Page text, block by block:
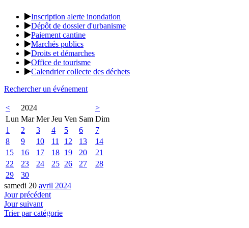
Inscription alerte inondation
Dépôt de dossier d'urbanisme
Paiement cantine
Marchés publics
Droits et démarches
Office de tourisme
Calendrier collecte des déchets
Rechercher un événement
< 2024
>
Lun Mar Mer Jeu Ven Sam Dim
1
2 3 4 5 6
7
8
9 10 11 12 13
14
15
16 17 18 19 20
21
22
23 24 25 26 27
28
29
30
samedi 20 avril 2024
Jour précédent
Jour suivant
Trier par catégorie